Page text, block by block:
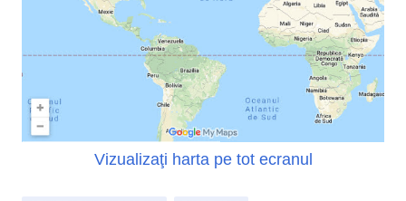
Vizualizaţi harta pe tot ecranul